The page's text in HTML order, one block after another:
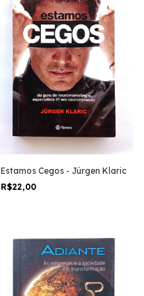
Estamos Cegos - Jürgen Klaric
R$22,00